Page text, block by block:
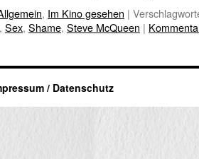
, Im Kino gesehen |
, Sex, Shame, Steve McQueen |
/ Datenschutz